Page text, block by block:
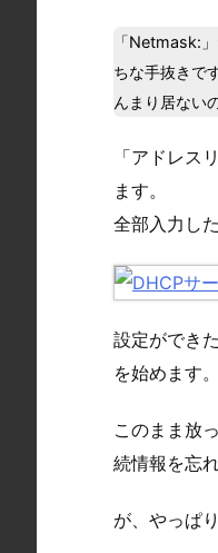
「Netmask:
ちな手抜きで
んまり居ない
「アドレ
ます。
全部入力し
設定ができ
を始めます。
このまま放
続情報を忘
が、やっぱ